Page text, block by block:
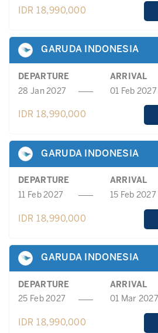
IDR 18,990,000
GARUDA INDONESIA
DEPARTURE
ARRIVAL
28 Jan 2027
01 Feb 2027
IDR 18,990,000
GARUDA INDONESIA
DEPARTURE
ARRIVAL
11 Feb 2027
15 Feb 2027
IDR 18,990,000
GARUDA INDONESIA
DEPARTURE
ARRIVAL
25 Feb 2027
01 Mar 2027
IDR 18,990,000